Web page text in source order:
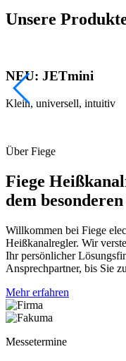
Unsere
NEU: JETmini
Klein, universell, intuitiv
Über Fiege
Fiege
dem
Willkommen bei Fiege
Heißkanalregler. Wir
Ihr persönlicher
Ansprechpartner, bis Sie
Mehr erfahren
Messetermine